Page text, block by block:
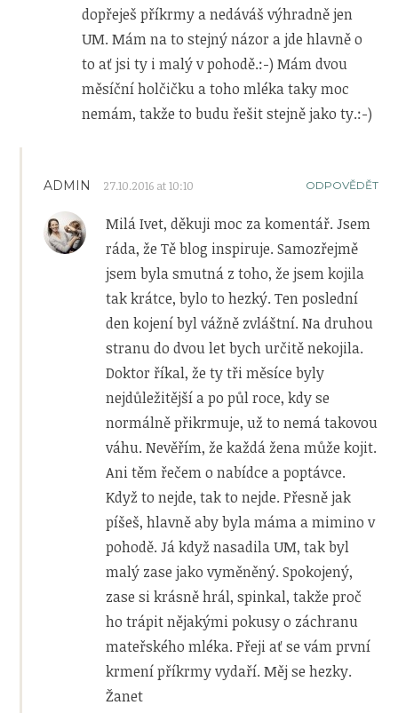
dopřeješ příkrmy a nedáváš výhradně jen
UM. Mám na to stejný názor a jde hlavně o
to ať jsi ty i malý v pohodě.:-) Mám dvou
měsíční holčičku a toho mléka taky moc
nemám, takže to budu řešit stejně jako ty.:-)
ADMIN 27.10.2016 at 10:10 ODPOVĚDĚT
Milá Ivet, děkuji moc za komentář. Jsem
ráda, že Tě blog inspiruje. Samozřejmě
jsem byla smutná z toho, že jsem kojila
tak krátce, bylo to hezký. Ten poslední
den kojení byl vážně zvláštní. Na druhou
stranu do dvou let bych určitě nekojila.
Doktor říkal, že ty tři měsíce byly
nejdůležitější a po půl roce, kdy se
normálně přikrmuje, už to nemá takovou
váhu. Nevěřím, že každá žena může kojit.
Ani těm řečem o nabídce a poptávce.
Když to nejde, tak to nejde. Přesně jak
píšeš, hlavně aby byla máma a mimino v
pohodě. Já když nasadila UM, tak byl
malý zase jako vyměněný. Spokojený,
zase si krásně hrál, spinkal, takže proč
ho trápit nějakými pokusy o záchranu
mateřského mléka. Přeji ať se vám první
krmení příkrmy vydaří. Měj se hezky.
Žanet